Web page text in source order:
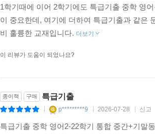
1학기때에 이어 2학기에도 특급기출 중학 영
이 중요한데, 여기에 더하여 특급기출과 같은
비 훌륭한 교재입니다. 더보기
이 리뷰가 도움이 되었나요?
종이책 구매 특급기출
p*********9 2026-07-28 신고
특급기출 중학 영어2-22학기 통합 중간+기말